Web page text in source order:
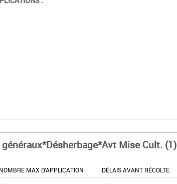
Mise Cult. (1)
NOMBRE MAX D'APPLICATION DÉLAIS AVANT RÉCOLTE